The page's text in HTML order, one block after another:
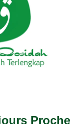
Proche